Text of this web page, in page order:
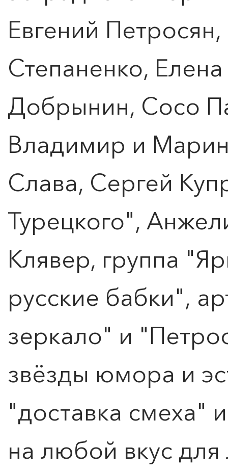
Евгений
Степаненко,
Добрынин, Сосо
Владимир и
Слава, Сергей
Турецкого",
Клявер, группа
русские бабки",
зеркало" и
звёзды юмора и
"доставка смеха"
на любой вкус